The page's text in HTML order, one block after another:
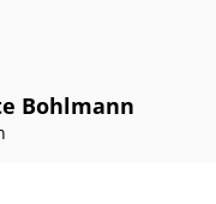
Bohlmann